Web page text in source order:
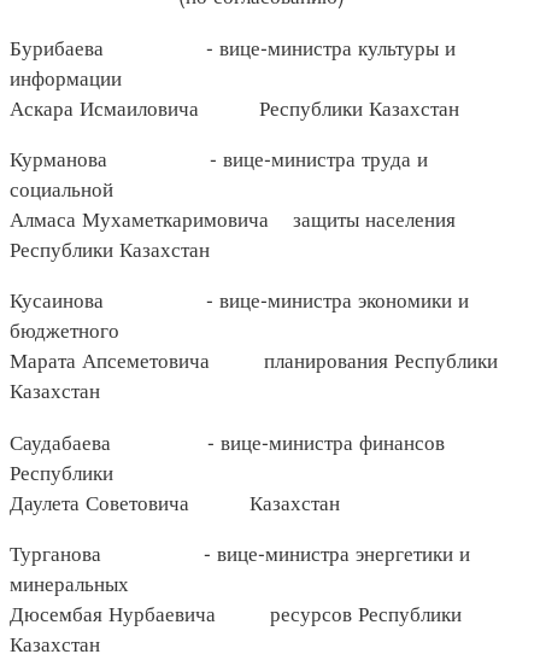
Бурибаева - вице-министра культуры и
информации
Аскара Исмаиловича Республики Казахстан
Курманова - вице-министра труда и
социальной
Алмаса Мухаметкаримовича защиты населения
Республики Казахстан
Кусаинова - вице-министра экономики и
бюджетного
Марата Апсеметовича планирования Республики
Казахстан
Саудабаева - вице-министра финансов
Республики
Даулета Советовича Казахстан
Турганова - вице-министра энергетики и
минеральных
Дюсембая Нурбаевича ресурсов Республики
Казахстан